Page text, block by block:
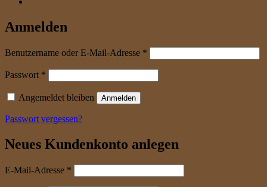
Anmelden
Benutzername oder E-Mail-Adresse *
Passwort *
Angemeldet bleiben Anmelden
Passwort vergessen?
Neues Kundenkonto anlegen
E-Mail-Adresse *